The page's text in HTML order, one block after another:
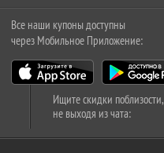
Все наши купоны доступны
через Мобильное Приложение:
Ищите скидки поблизости,
не выходя из чата: